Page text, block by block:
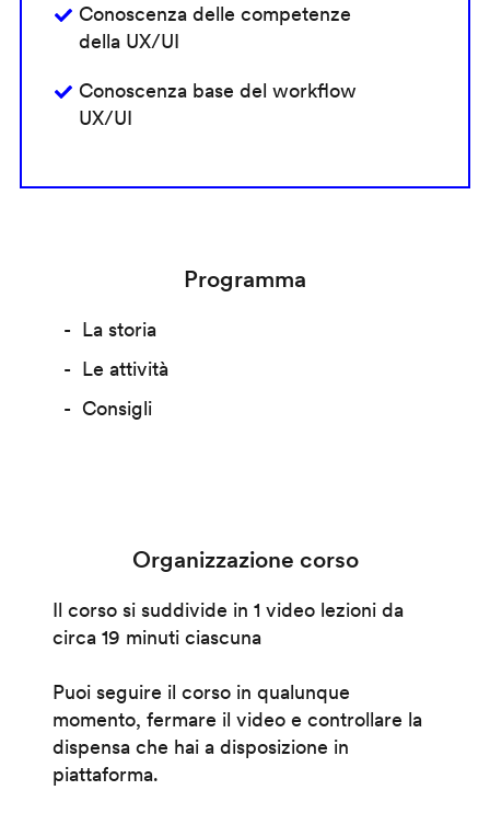
Conoscenza delle competenze
della UX/UI
Conoscenza base del workflow
UX/UI
Programma
La storia
Le attività
Consigli
Organizzazione corso
Il corso si suddivide in 1 video lezioni da
circa 19 minuti ciascuna
Puoi seguire il corso in qualunque
momento, fermare il video e controllare la
dispensa che hai a disposizione in
piattaforma.